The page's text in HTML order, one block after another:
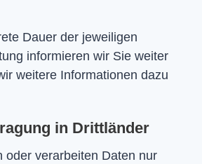
Dauer der jeweiligen
informieren wir Sie weiter
weitere Informationen dazu
in Drittländer
oder verarbeiten Daten nur